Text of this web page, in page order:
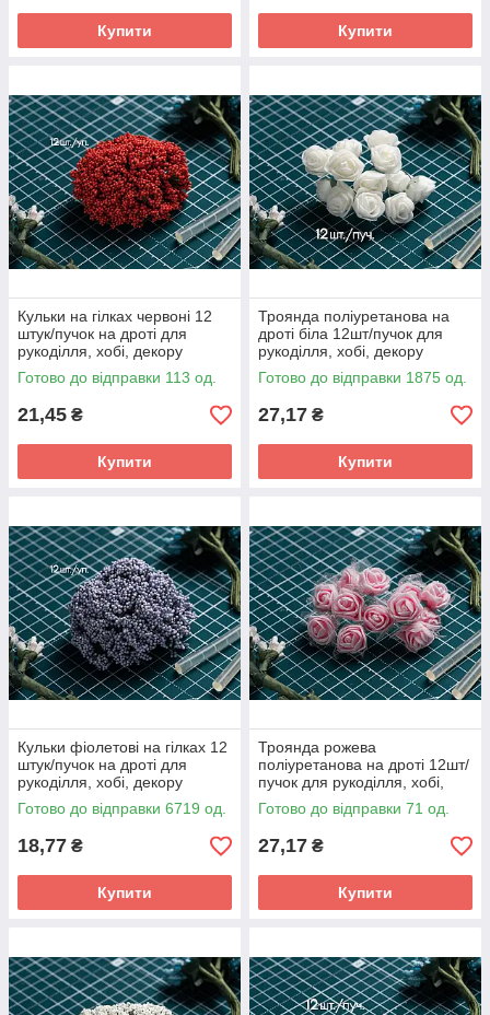
Купити Купити
Кульки на гілках червоні 12
штук/пучок на дроті для
рукоділля, хобі, декору
Готово до відправки 113 од.
21,45 ₴
Купити
Троянда поліуретанова на
дроті біла 12шт/пучок для
рукоділля, хобі, декору
Готово до відправки 1875 од.
27,17 ₴
Купити
Кульки фіолетові на гілках 12
штук/пучок на дроті для
рукоділля, хобі, декору
Готово до відправки 6719 од.
18,77 ₴
Купити
Троянда рожева
поліуретанова на дроті 12шт/
пучок для рукоділля, хобі,
декору
Готово до відправки 71 од.
27,17 ₴
Купити